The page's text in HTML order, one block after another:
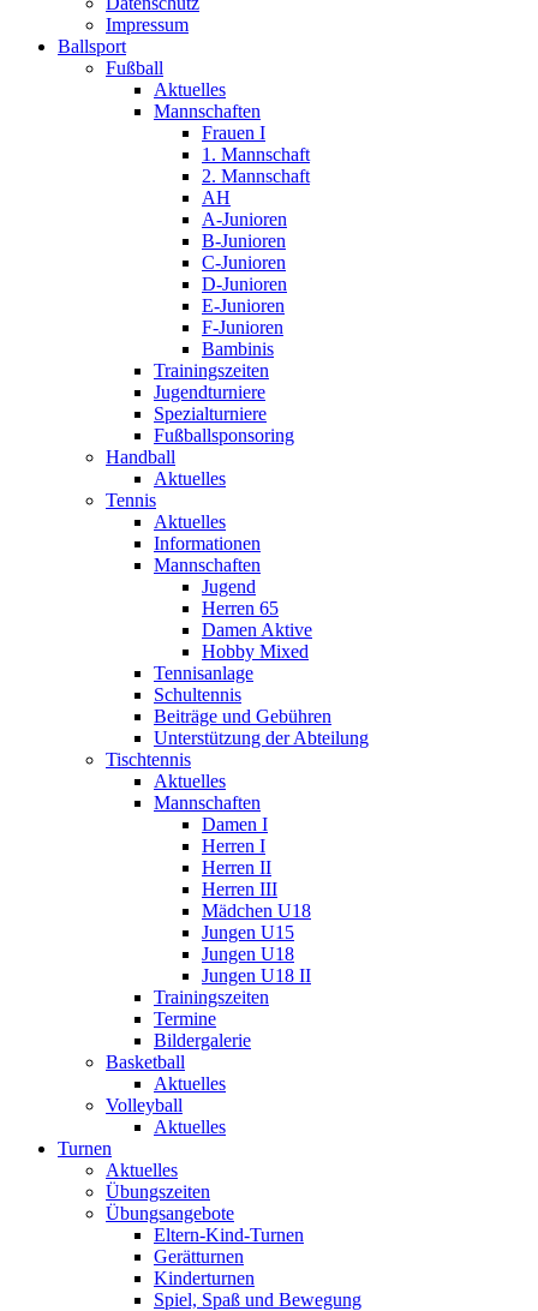
Impressum
Ballsport
Fußball
Aktuelles
Mannschaften
Frauen I
1. Mannschaft
2. Mannschaft
AH
A-Junioren
B-Junioren
C-Junioren
D-Junioren
E-Junioren
F-Junioren
Bambinis
Trainingszeiten
Jugendturniere
Spezialturniere
Fußballsponsoring
Handball
Aktuelles
Tennis
Aktuelles
Informationen
Mannschaften
Jugend
Herren 65
Damen Aktive
Hobby Mixed
Tennisanlage
Schultennis
Beiträge und Gebühren
Unterstützung der Abteilung
Tischtennis
Aktuelles
Mannschaften
Damen I
Herren I
Herren II
Herren III
Mädchen U18
Jungen U15
Jungen U18
Jungen U18 II
Trainingszeiten
Termine
Bildergalerie
Basketball
Aktuelles
Volleyball
Aktuelles
Turnen
Aktuelles
Übungszeiten
Übungsangebote
Eltern-Kind-Turnen
Gerätturnen
Kinderturnen
Spiel, Spaß und Bewegung